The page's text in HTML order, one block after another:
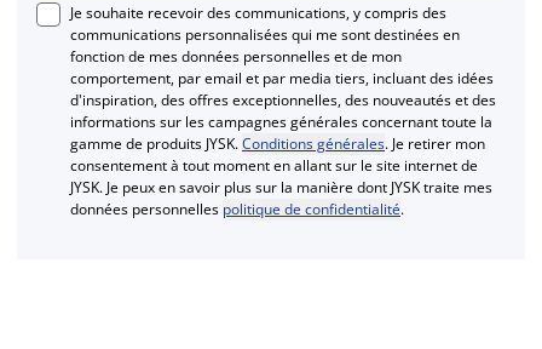
Je souhaite recevoir des communications, y compris des
communications personnalisées qui me sont destinées en
fonction de mes données personnelles et de mon
comportement, par email et par media tiers, incluant des idées
d'inspiration, des offres exceptionnelles, des nouveautés et des
informations sur les campagnes générales concernant toute la
gamme de produits JYSK.Conditions générales. Je retirer mon
consentement à tout moment en allant sur le site internet de
JYSK. Je peux en savoir plus sur la manière dont JYSK traite mes
données personnelles politique de confidentialité.